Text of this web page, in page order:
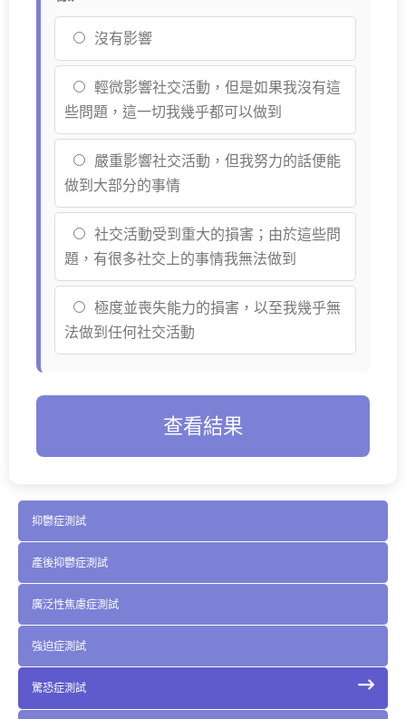
抑鬱症測試
產後抑鬱症測試
廣泛性焦慮症測試
強迫症測試
驚恐症測試
沒有影響
輕微影響社交活動，但是如果我沒有這
些問題，這一切我幾乎都可以做到
嚴重影響社交活動，但我努力的話便能
做到大部分的事情
社交活動受到重大的損害；由於這些問
題，有很多社交上的事情我無法做到
極度並喪失能力的損害，以至我幾乎無
法做到任何社交活動
查看結果